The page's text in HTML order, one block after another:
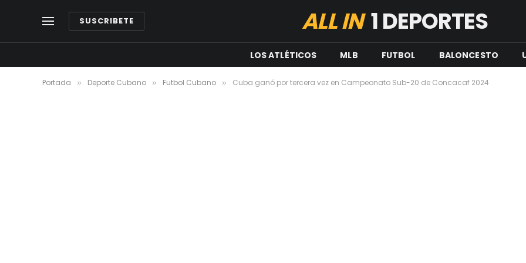
SUSCRIBETE ALL IN1 DEPORTES
LOS ATLÉTICOS MLB FUTBOL BALONCESTO
Portada » Deporte Cubano » Futbol Cubano » Cuba ganó por tercera vez en Campeonato Sub-20 de Concacaf 2024